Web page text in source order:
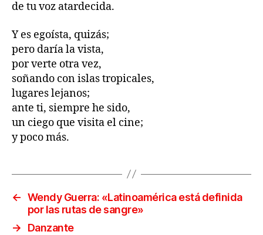
de tu voz atardecida.
Y es egoísta, quizás;
pero daría la vista,
por verte otra vez,
soñando con islas tropicales,
lugares lejanos;
ante ti, siempre he sido,
un ciego que visita el cine;
y poco más.
← Wendy Guerra: «Latinoamérica está definida
por las rutas de sangre»
→
Danzante